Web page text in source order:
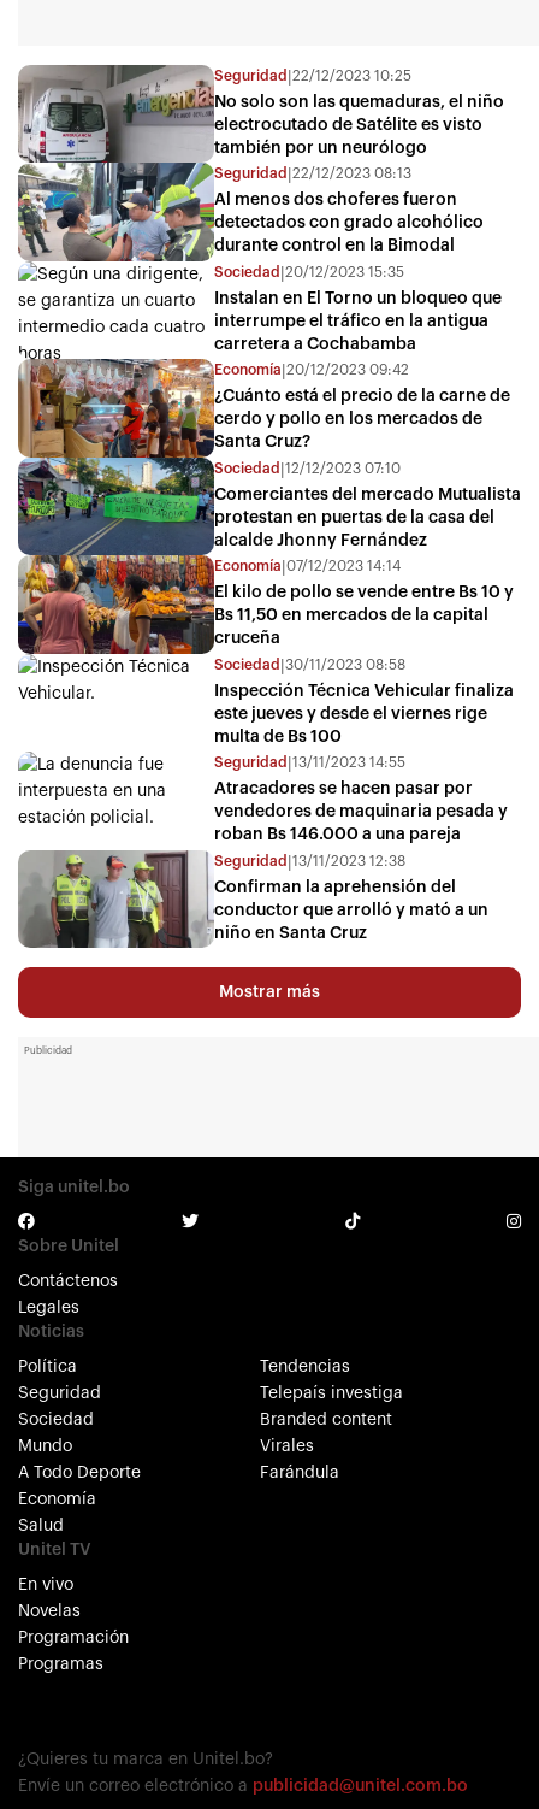
Seguridad |22/12/2023 10:25
No solo son las quemaduras, el niño
electrocutado de Satélite es visto
también por un neurólogo
Seguridad |22/12/2023 08:13
Al menos dos choferes fueron
detectados con grado alcohólico
durante control en la Bimodal
Sociedad |20/12/2023 15:35
Instalan en El Torno un bloqueo que
interrumpe el tráfico en la antigua
carretera a Cochabamba
Economía |20/12/2023 09:42
¿Cuánto está el precio de la carne de
cerdo y pollo en los mercados de
Santa Cruz?
Sociedad |12/12/2023 07:10
Comerciantes del mercado Mutualista
protestan en puertas de la casa del
alcalde Jhonny Fernández
Economía |07/12/2023 14:14
El kilo de pollo se vende entre Bs 10 y
Bs 11,50 en mercados de la capital
cruceña
Sociedad |30/11/2023 08:58
Inspección Técnica Vehicular finaliza
este jueves y desde el viernes rige
multa de Bs 100
Seguridad |13/11/2023 14:55
Atracadores se hacen pasar por
vendedores de maquinaria pesada y
roban Bs 146.000 a una pareja
Seguridad |13/11/2023 12:38
Confirman la aprehensión del
conductor que arrolló y mató a un
niño en Santa Cruz
Mostrar más
Publicidad
Siga unitel.bo
Sobre Unitel
Contáctenos
Legales
Noticias
Política
Seguridad
Sociedad
Mundo
A Todo Deporte
Economía
Salud
Tendencias
Telepaís investiga
Branded content
Virales
Farándula
Unitel TV
En vivo
Novelas
Programación
Programas
¿Quieres tu marca en Unitel.bo?
Envíe un correo electrónico a publicidad@unitel.com.bo